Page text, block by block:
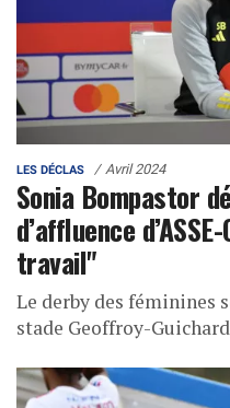
LES DÉCLAS Avril 2024
Sonia Bompastor
d’affluence
travail"
Le derby des féminines
stade Geoffroy-